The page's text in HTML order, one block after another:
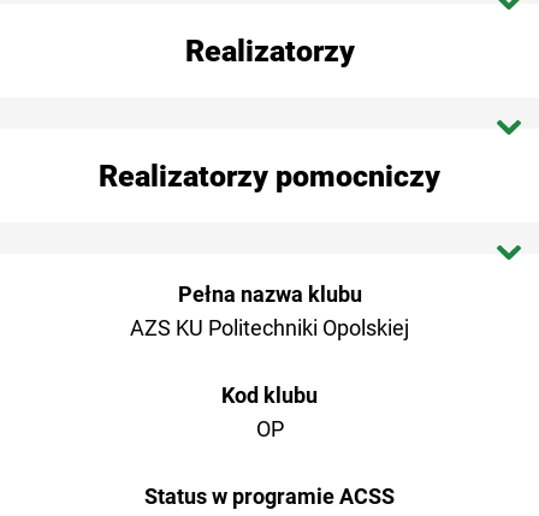
HPZ – harmonogramy po zmianach
PPZ_HY - plan po zmianach
Realizatorzy
AZS AWF Katowice
Realizatorzy pomocniczy
AZS OŚ Szczecin
Koordynator ACSS
Pełna nazwa klubu
AZS KU Politechniki Opolskiej
Kod klubu
OP
Status w programie ACSS